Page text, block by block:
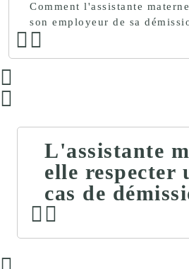
Comment l'assistante
son employeur de sa
L'assistante
elle respecter
cas de